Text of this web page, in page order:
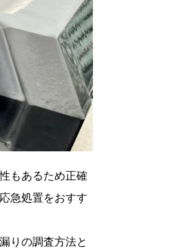
もあるため正確
急処置をおすす
りの調査方法と